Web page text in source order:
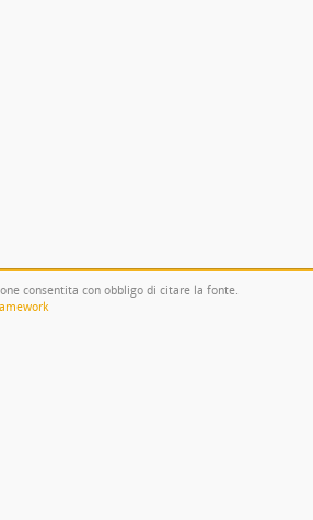
consentita con obbligo di citare la fonte.